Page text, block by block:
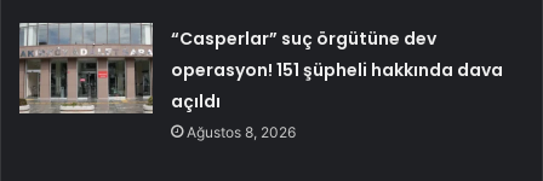
“Casperlar” suç örgütüne dev
operasyon! 151 şüpheli hakkında dava
açıldı
Ağustos 8, 2026